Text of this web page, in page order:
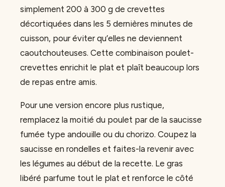
simplement 200 à 300 g de crevettes
décortiquées dans les 5 dernières minutes de
cuisson, pour éviter qu’elles ne deviennent
caoutchouteuses. Cette combinaison poulet-
crevettes enrichit le plat et plaît beaucoup lors
de repas entre amis.
Pour une version encore plus rustique,
remplacez la moitié du poulet par de la saucisse
fumée type andouille ou du chorizo. Coupez la
saucisse en rondelles et faites-la revenir avec
les légumes au début de la recette. Le gras
libéré parfume tout le plat et renforce le côté